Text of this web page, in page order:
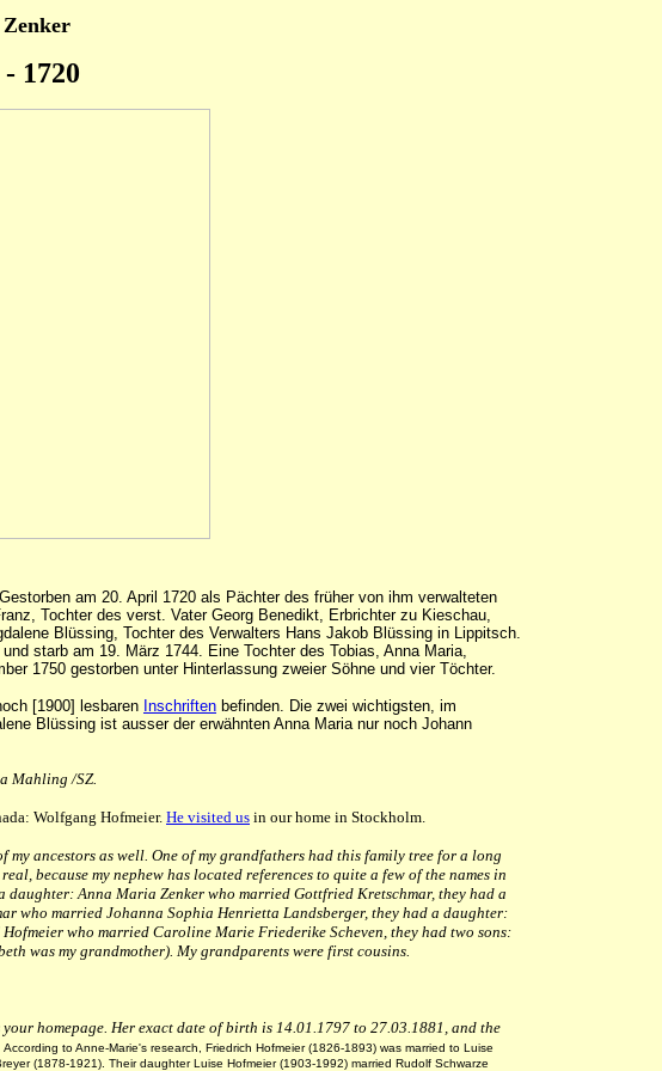
1720
am 20. April 1720 als Pächter des früher von ihm verwalteten
Tochter des verst. Vater Georg Benedikt, Erbrichter zu Kieschau,
Blüssing, Tochter des Verwalters Hans Jakob Blüssing in Lippitsch.
starb am 19. März 1744. Eine Tochter des Tobias, Anna Maria,
1750 gestorben unter Hinterlassung zweier Söhne und vier Töchter.
[1900] lesbaren Inschriften befinden. Die zwei wichtigsten, im
Blüssing ist ausser der erwähnten Anna Maria nur noch Johann
Mahling /SZ.
Wolfgang Hofmeier. He visited us in our home in Stockholm.
my ancestors as well. One of my grandfathers had this family tree for a long
because my nephew has located references to quite a few of the names in
Anna Maria Zenker who married Gottfried Kretschmar, they had a
who married Johanna Sophia Henrietta Landsberger, they had a daughter:
who married Caroline Marie Friederike Scheven, they had two sons:
was my grandmother). My grandparents were first cousins.
homepage. Her exact date of birth is 14.01.1797 to 27.03.1881, and the
According to Anne-Marie's research, Friedrich Hofmeier (1826-1893) was married to Luise
(1878-1921). Their daughter Luise Hofmeier (1903-1992) married Rudolf Schwarze